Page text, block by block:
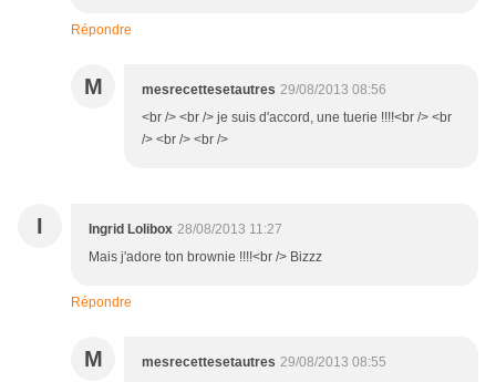
Répondre
M mesrecettesetautres 29/08/2013 08:56
<br /> <br /> je suis d'accord, une tuerie !!!!<br /> <br
/> <br /> <br />
I Ingrid Lolibox 28/08/2013 11:27
Mais j'adore ton brownie !!!!<br /> Bizzz
Répondre
M mesrecettesetautres 29/08/2013 08:55